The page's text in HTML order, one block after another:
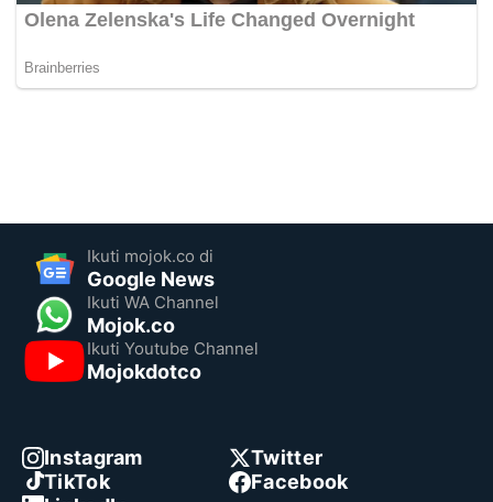
Ikuti mojok.co di
Google News
Ikuti WA Channel
Mojok.co
Ikuti Youtube Channel
Mojokdotco
Instagram
Twitter
TikTok
Facebook